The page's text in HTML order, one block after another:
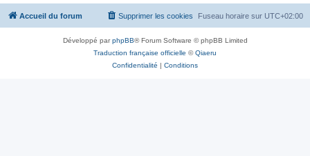
Accueil du forum Fuseau horaire sur UTC+02:00
Supprimer les cookies
Développé parphpBB® Forum Software © phpBB Limited
Traduction française officielle ©Qiaeru
Confidentialité | Conditions